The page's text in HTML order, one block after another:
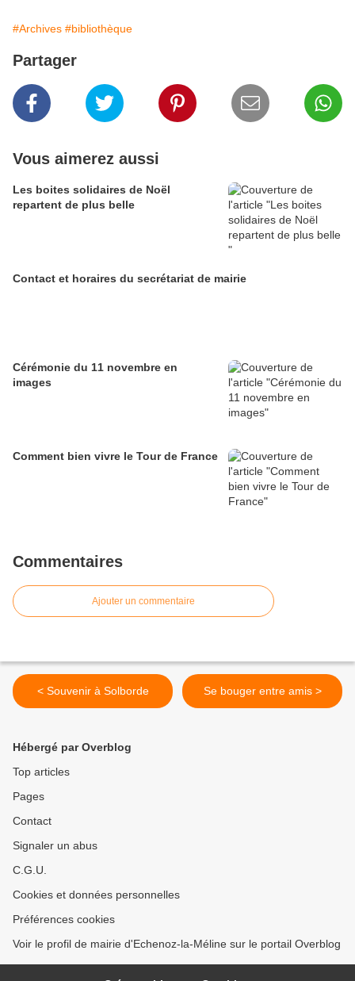
#Archives #bibliothèque
Partager
Vous aimerez aussi
Les boites solidaires de Noël
repartent de plus belle
Contact et horaires du secrétariat de mairie
Cérémonie du 11 novembre en
images
Comment bien vivre le Tour de France
Commentaires
Ajouter un commentaire
< Souvenir à Solborde Se bouger entre amis >
Hébergé par Overblog
Top articles
Pages
Contact
Signaler un abus
C.G.U.
Cookies et données personnelles
Préférences cookies
Voir le profil de mairie d'Echenoz-la-Méline sur le portail Overblog